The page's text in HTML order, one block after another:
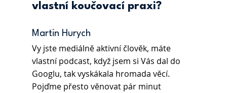
vlastní koučovací praxi?
Martin Hurych
Vy jste mediálně aktivní člověk, máte
vlastní podcast, když jsem si Vás dal do
Googlu, tak vyskákala hromada věcí.
Pojďme přesto věnovat pár minut